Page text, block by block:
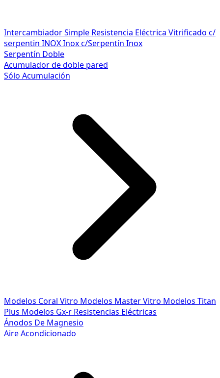
Intercambiador Simple Resistencia Eléctrica Vitrificado c/
serpentin INOXInox c/Serpentín Inox
Serpentín Doble
Acumulador de doble pared
Sólo Acumulación
Modelos Coral Vitro Modelos Master Vitro Modelos Titan
Plus Modelos Gx-r Resistencias Eléctricas
Ánodos De Magnesio
Aire Acondicionado